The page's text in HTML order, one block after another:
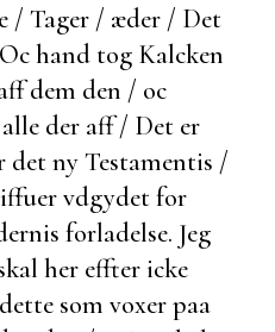
/ Tager / æder / Det
hand tog Kalcken
dem den / oc
der aff / Det er
det ny Testamentis /
vdgydet for
forladelse. Jeg
her effter icke
som voxer paa